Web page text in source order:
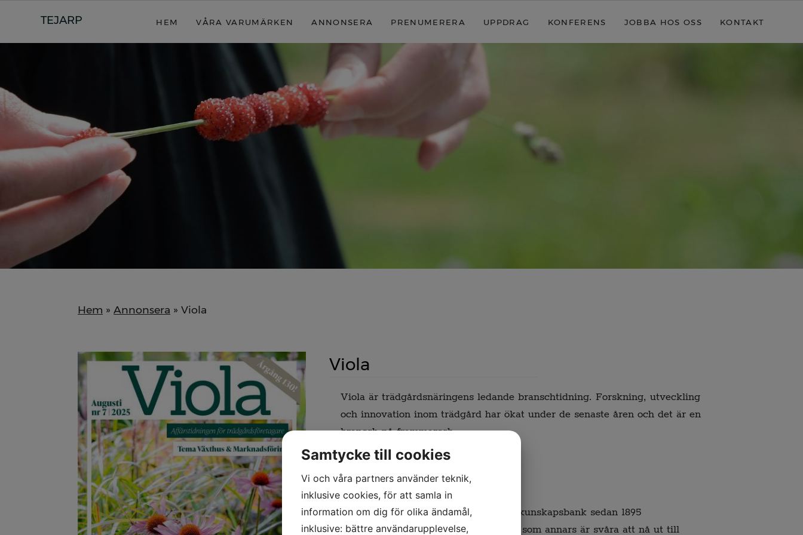
TEJARP HEM VÅRA VARUMÄRKEN ANNONSERA PRENUMERERA UPPDRAG KONFERENS JOBBA HOS OSS KONTAKT
Hem »Annonsera » Viola
Viola
Viola är trädgårdsnäringens ledande branschtidning. Forskning, utveckling
och innovation inom trädgård har ökat under de senaste åren och det är en
bransch på frammarsch.
Viola ger dig:
Tillgång till trädgårdsnäringens kunskapsbank sedan 1895
Exklusivitet till blivande kunder som annars är svåra att nå ut till
Samtycke till cookies
Vi och våra partners använder teknik,
inklusive cookies, för att samla in
information om dig för olika ändamål,
inklusive: bättre användarupplevelse,